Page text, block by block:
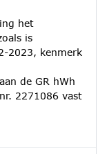
het
is
2023, kenmerk
de GR hWh
2271086 vast